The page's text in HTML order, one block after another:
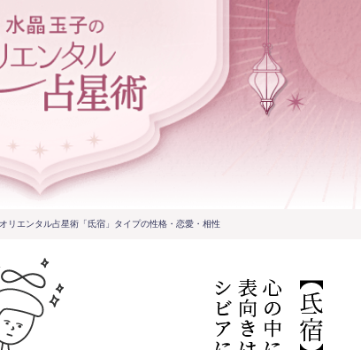
リエンタル占星術「氐宿」タイプの性格・恋愛・相性